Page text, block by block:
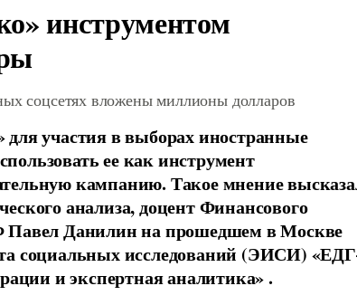
инструментом
соцсетях вложены миллионы долларов
участия в выборах иностранные
ее как инструмент
кампанию. Такое мнение
анализа, доцент Финансового
Павел Данилин на прошедшем в Москве
социальных исследований (ЭИСИ)
и экспертная аналитика» .